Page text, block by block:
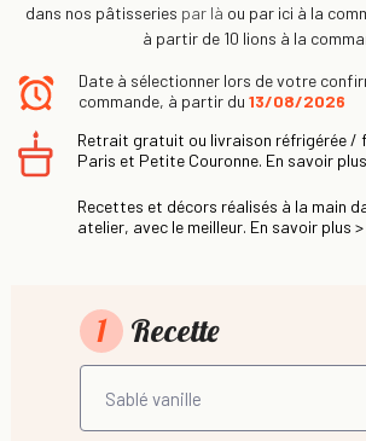
dans nos pâtisseries par là ou par ici à la
à partir de 10 lions à la
Date à sélectionner lors de votre
commande, à partir du 13/08/2026
Retrait gratuit ou livraison réfrigérée /
Paris et Petite Couronne. En savoir
Recettes et décors réalisés à la main
atelier, avec le meilleur. En savoir plus >
1 Recette